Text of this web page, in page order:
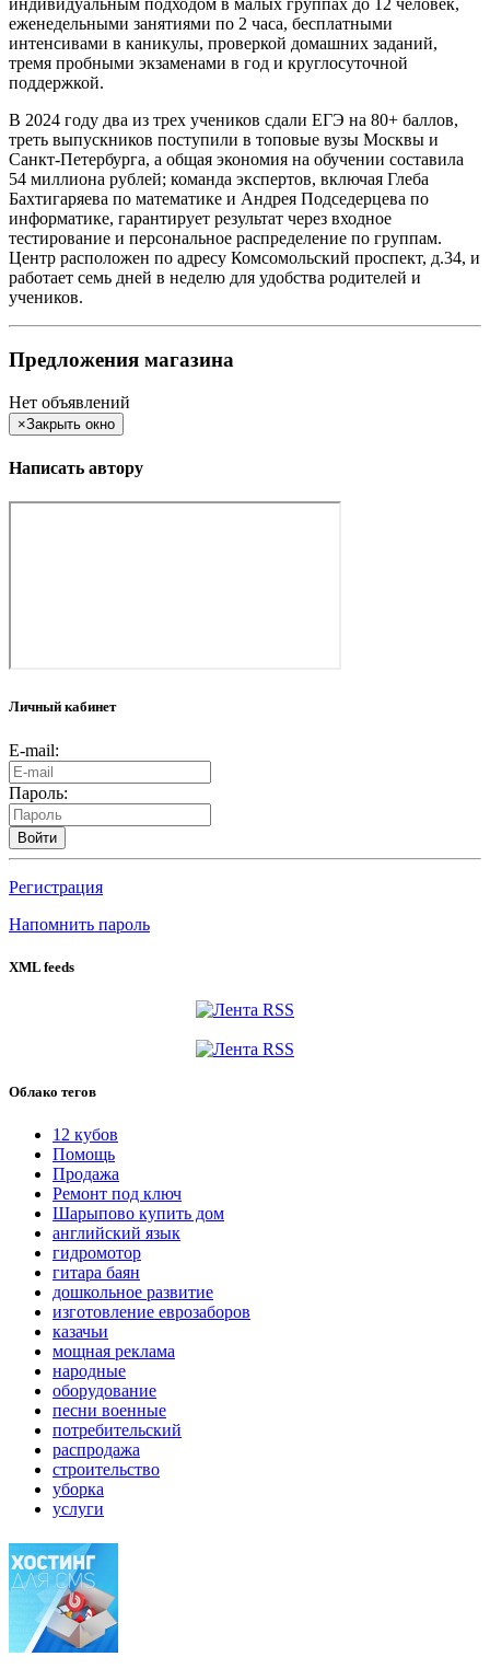
индивидуальным подходом в малых группах до 12 человек,
еженедельными занятиями по 2 часа, бесплатными
интенсивами в каникулы, проверкой домашних заданий,
тремя пробными экзаменами в год и круглосуточной
поддержкой.
В 2024 году два из трех учеников сдали ЕГЭ на 80+ баллов,
треть выпускников поступили в топовые вузы Москвы и
Санкт-Петербурга, а общая экономия на обучении составила
54 миллиона рублей; команда экспертов, включая Глеба
Бахтигаряева по математике и Андрея Подседерцева по
информатике, гарантирует результат через входное
тестирование и персональное распределение по группам.
Центр расположен по адресу Комсомольский проспект, д.34, и
работает семь дней в неделю для удобства родителей и
учеников.
Предложения магазина
Нет объявлений
×Закрыть окно
Написать автору
Личный кабинет
E-mail:
Пароль:
Войти
Регистрация
Напомнить пароль
XML feeds
Облако тегов
12 кубов
Помощь
Продажа
Ремонт под ключ
Шарыпово купить дом
английский язык
гидромотор
гитара баян
дошкольное развитие
изготовление еврозаборов
казачьи
мощная реклама
народные
оборудование
песни военные
потребительский
распродажа
строительство
уборка
услуги